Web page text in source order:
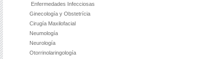
Enfermedades Infecciosas
Ginecología y Obstetrícia
Cirugía Maxilofacial
Neumología
Neurología
Otorrinolaringología